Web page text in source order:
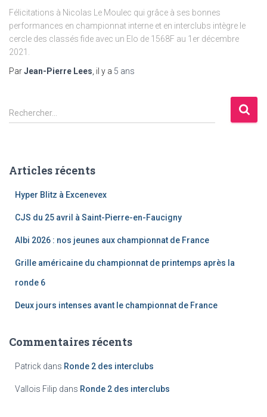
Félicitations à Nicolas Le Moulec qui grâce à ses bonnes
performances en championnat interne et en interclubs intègre le
cercle des classés fide avec un Elo de 1568F au 1er décembre
2021.
ParJean-Pierre Lees , il y a 5 ans
R
e
r
Rechercher…
Articles récents
Hyper Blitz à Excenevex
CJS du 25 avril à Saint-Pierre-en-Faucigny
Albi 2026 : nos jeunes aux championnat de France
Grille américaine du championnat de printemps après la
ronde 6
Deux jours intenses avant le championnat de France
Commentaires récents
Patrick dans Ronde 2 des interclubs
Vallois Filip dans Ronde 2 des interclubs